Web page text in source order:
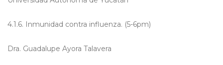
4.1.6. Inmunidad contra influenza. (5-6pm)
Dra. Guadalupe Ayora Talavera